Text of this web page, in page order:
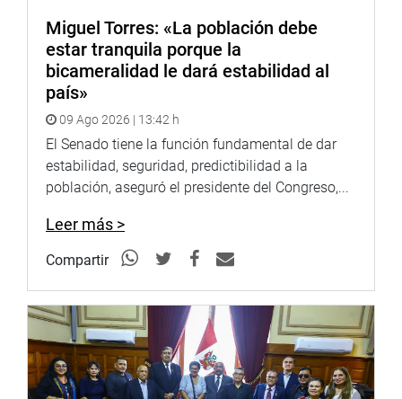
Miguel Torres: «La población debe
estar tranquila porque la
bicameralidad le dará estabilidad al
país»
09 Ago 2026 | 13:42 h
El Senado tiene la función fundamental de dar
estabilidad, seguridad, predictibilidad a la
población, aseguró el presidente del Congreso,...
Leer más >
Compartir